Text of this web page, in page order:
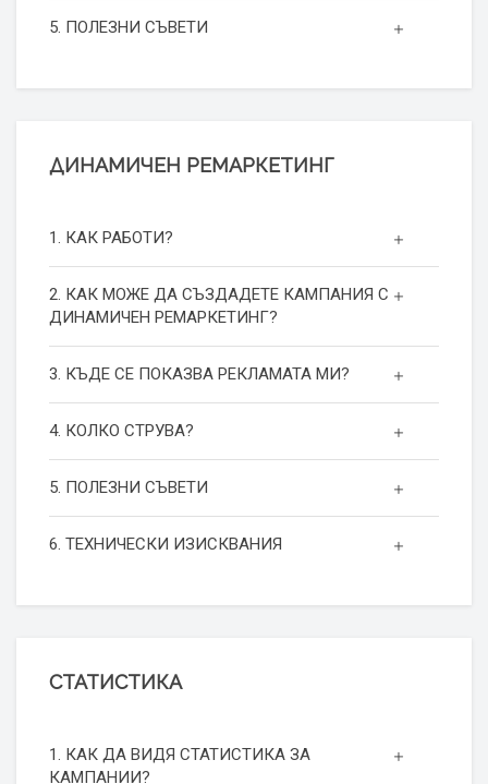
5. ПОЛЕЗНИ СЪВЕТИ
ДИНАМИЧЕН РЕМАРКЕТИНГ
1. КАК РАБОТИ?
2. КАК МОЖЕ ДА СЪЗДАДЕТЕ КАМПАНИЯ С
ДИНАМИЧЕН РЕМАРКЕТИНГ?
3. КЪДЕ СЕ ПОКАЗВА РЕКЛАМАТА МИ?
4. КОЛКО СТРУВА?
5. ПОЛЕЗНИ СЪВЕТИ
6. ТЕХНИЧЕСКИ ИЗИСКВАНИЯ
СТАТИСТИКА
1. КАК ДА ВИДЯ СТАТИСТИКА ЗА
КАМПАНИИ?